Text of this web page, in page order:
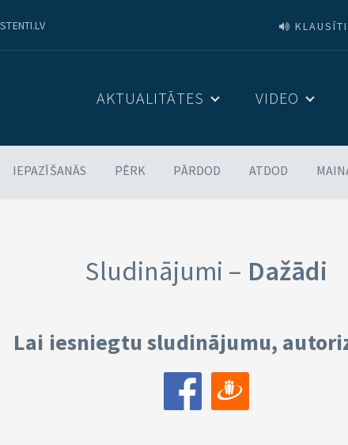
AKTUALITĀTES VIDEO
IEPAZĪŠANĀS PĒRK PĀRDOD ATDOD
Sludinājumi – Dažādi
Lai iesniegtu sludinājumu,